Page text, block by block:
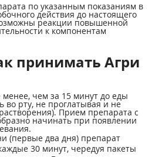
по указанным показаниям в
действия до настоящего
реакции повышенной
к компонентам
принимать Агри
чем за 15 минут до еды
во рту, не проглатывая и не
Прием препарата с
начинать при появлении
(первые два дня) препарат
30 минут, чередуя пакеты